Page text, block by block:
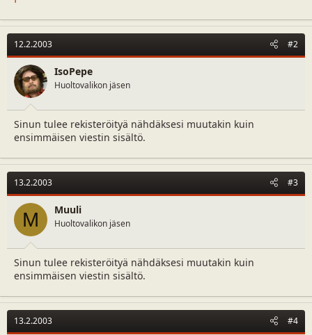
l
o
i
t
t
a
a
ä
ä
ä
12.2.2003 #2
IsoPepe
Huoltovalikon jäsen
Sinun tulee rekisteröityä nähdäksesi muutakin kuin
ensimmäisen viestin sisältö.
13.2.2003 #3
M Muuli
Huoltovalikon jäsen
Sinun tulee rekisteröityä nähdäksesi muutakin kuin
ensimmäisen viestin sisältö.
13.2.2003 #4